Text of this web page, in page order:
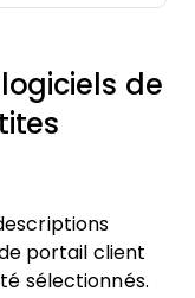
de
portail client
sélectionnés.